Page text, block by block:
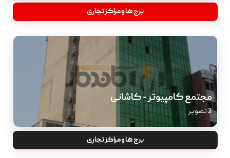
برج ها و مراکز تجاری
مجتمع کامپیوتر - کاشانی
2 تصویر
برج ها و مراکز تجاری